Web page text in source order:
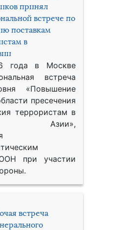
принял
встрече по
поставкам
в
года в Москве
встреча
«Повышение
пресечения
террористам в
Азии»,
при участии
встреча